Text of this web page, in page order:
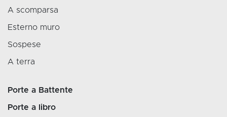
A scomparsa
Esterno muro
Sospese
A terra
Porte a Battente
Porte a libro